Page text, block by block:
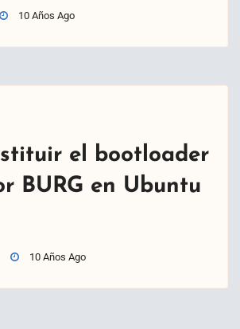
10 Años Ago
el bootloader
BURG en Ubuntu
10 Años Ago